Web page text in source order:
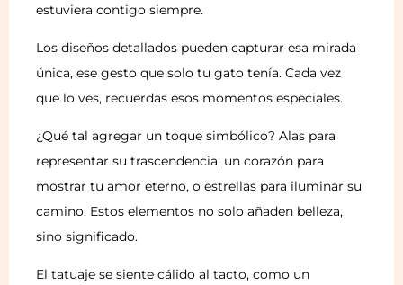
estuviera contigo siempre.
Los diseños detallados pueden capturar esa mirada
única, ese gesto que solo tu gato tenía. Cada vez
que lo ves, recuerdas esos momentos especiales.
¿Qué tal agregar un toque simbólico? Alas para
representar su trascendencia, un corazón para
mostrar tu amor eterno, o estrellas para iluminar su
camino. Estos elementos no solo añaden belleza,
sino significado.
El tatuaje se siente cálido al tacto, como un